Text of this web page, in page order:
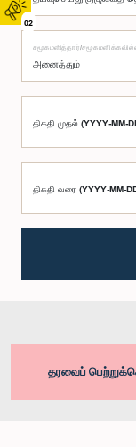
02
சமூகமளித்தார்/
திகதி முதல் (YYYY-MM-
திகதி வரை (YYYY-MM-
தரவைப்